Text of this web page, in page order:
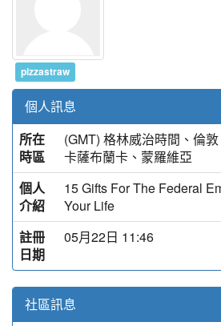
pizzastraw
個人訊息
所在
時區
(GMT) 格林威治時間、倫
卡薩布蘭卡、蒙羅維亞
個人
介紹
15 Gifts For The Federal
Your Life
註冊
日期
05月22日 11:46
社區訊息